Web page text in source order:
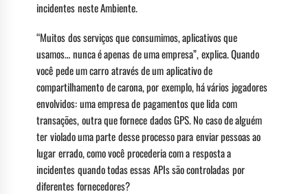
incidentes neste Ambiente.
“Muitos dos serviços que consumimos, aplicativos que
usamos… nunca é apenas de uma empresa”, explica. Quando
você pede um carro através de um aplicativo de
compartilhamento de carona, por exemplo, há vários jogadores
envolvidos: uma empresa de pagamentos que lida com
transações, outra que fornece dados GPS. No caso de alguém
ter violado uma parte desse processo para enviar pessoas ao
lugar errado, como você procederia com a resposta a
incidentes quando todas essas APIs são controladas por
diferentes fornecedores?